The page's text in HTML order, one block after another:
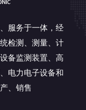
服务于一体，经
检测、测量、计
备监测装置、高
电力电子设备和
、销售